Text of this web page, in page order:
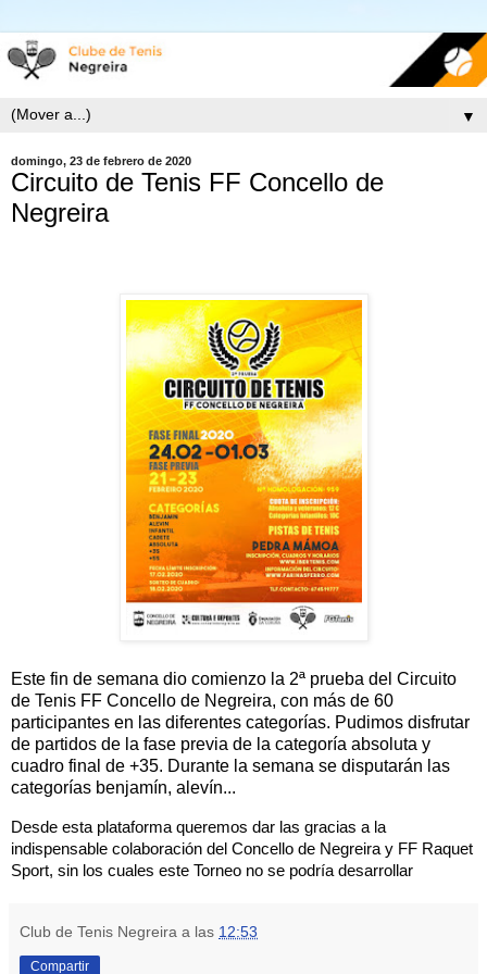
▼
domingo, 23 de febrero de 2020
Circuito de Tenis FF Concello de
Negreira
Este fin de semana dio comienzo la 2ª prueba del Circuito
de Tenis FF Concello de Negreira, con más de 60
participantes en las diferentes categorías. Pudimos disfrutar
de partidos de la fase previa de la categoría absoluta y
cuadro final de +35. Durante la semana se disputarán las
categorías benjamín, alevín...
Desde esta plataforma queremos dar las gracias a la
indispensable colaboración del Concello de Negreira y FF Raquet
Sport, sin los cuales este Torneo no se podría desarrollar
Club de Tenis Negreira a las 12:53
Compartir